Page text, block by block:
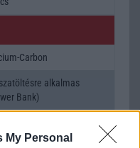
My Personal
Carbon
alkalmas
Bank)